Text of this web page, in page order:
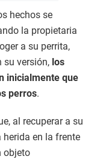
hechos se
la propietaria
a su perrita,
su versión, los
inicialmente que
perros.
al recuperar a su
herida en la frente
objeto